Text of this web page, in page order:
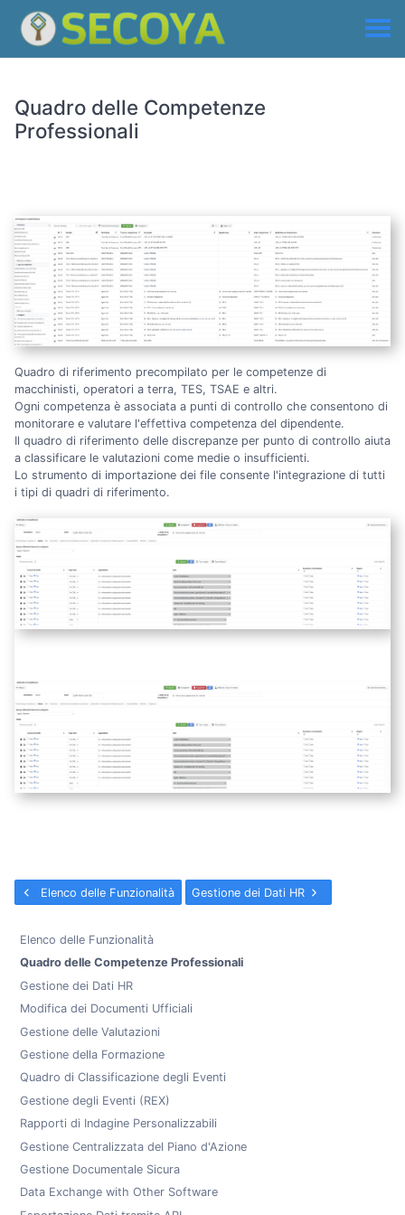
Quadro delle Competenze
Professionali
Quadro di riferimento precompilato per le competenze di
macchinisti, operatori a terra, TES, TSAE e altri.
Ogni competenza è associata a punti di controllo che consentono di
monitorare e valutare l'effettiva competenza del dipendente.
Il quadro di riferimento delle discrepanze per punto di controllo aiuta
a classificare le valutazioni come medie o insufficienti.
Lo strumento di importazione dei file consente l'integrazione di tutti
i tipi di quadri di riferimento.
Elenco delle Funzionalità Gestione dei Dati HR
Elenco delle Funzionalità
Quadro delle Competenze Professionali
Gestione dei Dati HR
Modifica dei Documenti Ufficiali
Gestione delle Valutazioni
Gestione della Formazione
Quadro di Classificazione degli Eventi
Gestione degli Eventi (REX)
Rapporti di Indagine Personalizzabili
Gestione Centralizzata del Piano d'Azione
Gestione Documentale Sicura
Data Exchange with Other Software